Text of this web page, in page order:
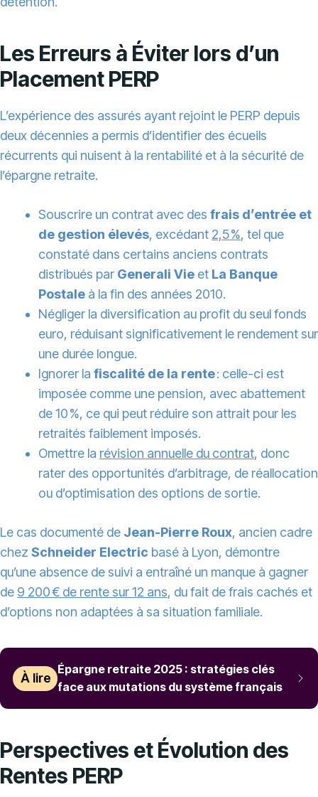
Les Erreurs à Éviter lors d’un
Placement PERP
L’expérience des assurés ayant rejoint le PERP depuis
deux décennies a permis d’identifier des écueils
récurrents qui nuisent à la rentabilité et à la sécurité de
l’épargne retraite.
Souscrire un contrat avec des frais d’entrée et
de gestion élevés, excédant 2,5 %, tel que
constaté dans certains anciens contrats
distribués par Generali Vie et La Banque
Postale à la fin des années 2010.
Négliger la diversification au profit du seul fonds
euro, réduisant significativement le rendement sur
une durée longue.
Ignorer la fiscalité de la rente: celle-ci est
imposée comme une pension, avec abattement
de 10 %, ce qui peut réduire son attrait pour les
retraités faiblement imposés.
Omettre la révision annuelle du contrat, donc
rater des opportunités d’arbitrage, de réallocation
ou d’optimisation des options de sortie.
Le cas documenté de Jean-Pierre Roux, ancien cadre
chez Schneider Electric basé à Lyon, démontre
qu’une absence de suivi a entraîné un manque à gagner
de 9 200 € de rente sur 12 ans, du fait de frais cachés et
d’options non adaptées à sa situation familiale.
À lire
Épargne retraite 2025 : stratégies clés
face aux mutations du système français
Perspectives et Évolution des
Rentes PERP